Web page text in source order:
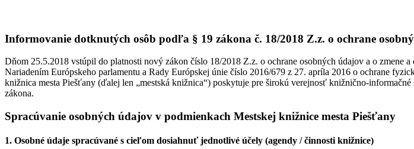
Informovanie dotknutých osôb podľa § 19 zákona č. 18/2018 Z.z. o ochrane
Dňom 25.5.2018 vstúpil do platnosti nový zákon číslo 18/2018 Z.z. o ochrane osobných údajov a o
Nariadením Európskeho parlamentu a Rady Európskej únie číslo 2016/679 z 27. apríla 2016 o ochrane
knižnica mesta Piešťany (ďalej len „mestská knižnica“) poskytuje pre širokú verejnosť knižnično-
zákona.
Spracúvanie osobných údajov v podmienkach Mestskej knižnice mesta Piešťany
1. Osobné údaje spracúvané s cieľom dosiahnuť jednotlivé účely (agendy / činnosti knižnice)